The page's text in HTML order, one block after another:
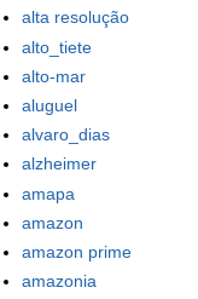
alta resolução
alto_tiete
alto-mar
aluguel
alvaro_dias
alzheimer
amapa
amazon
amazon prime
amazonia